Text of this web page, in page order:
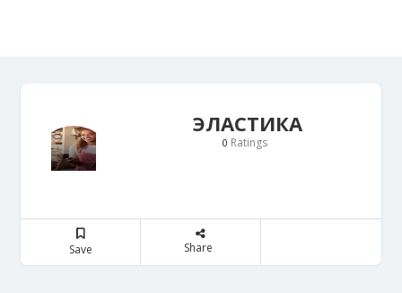
ЭЛАСТИКА
0 Ratings
Save Share